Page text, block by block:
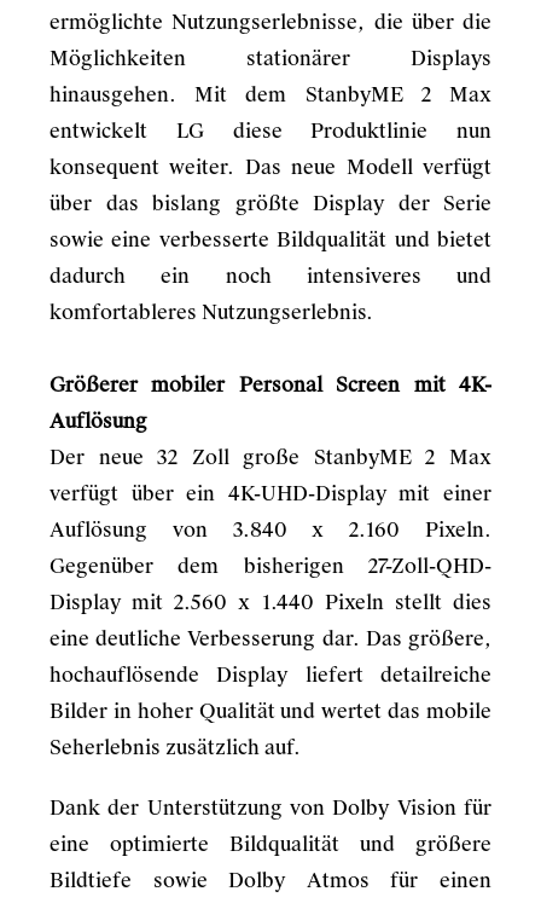
ermöglichte Nutzungserlebnisse, die über die
Möglichkeiten stationärer Displays
hinausgehen. Mit dem StanbyME 2 Max
entwickelt LG diese Produktlinie nun
konsequent weiter. Das neue Modell verfügt
über das bislang größte Display der Serie
sowie eine verbesserte Bildqualität und bietet
dadurch ein noch intensiveres und
komfortableres Nutzungserlebnis.
Größerer mobiler Personal Screen mit 4K-
Auflösung
Der neue 32 Zoll große StanbyME 2 Max
verfügt über ein 4K-UHD-Display mit einer
Auflösung von 3.840 x 2.160 Pixeln.
Gegenüber dem bisherigen 27-Zoll-QHD-
Display mit 2.560 x 1.440 Pixeln stellt dies
eine deutliche Verbesserung dar. Das größere,
hochauflösende Display liefert detailreiche
Bilder in hoher Qualität und wertet das mobile
Seherlebnis zusätzlich auf.
Dank der Unterstützung von Dolby Vision für
eine optimierte Bildqualität und größere
Bildtiefe sowie Dolby Atmos für einen